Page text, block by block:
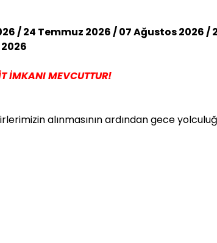
/ 24 Temmuz 2026 / 07 Ağustos 2026 /
İMKANI MEVCUTTUR!
alınmasının ardından gece